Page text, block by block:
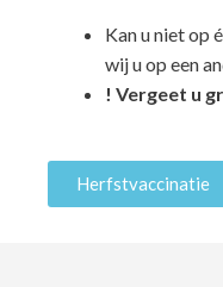
Kan u niet op
wij u op een
! Vergeet u
Herfstvaccinatie